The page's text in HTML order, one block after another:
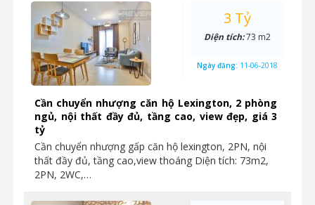
Cần chuyển nhượng căn hộ Lexington, 2 phòng
ngủ, nội thất đầy đủ, tầng cao, view đẹp, giá 3
tỷ
Cần chuyển nhượng gấp căn hộ lexington, 2PN, nội
thất đầy đủ, tầng cao,view thoáng Diện tích: 73m2,
2PN, 2WC,…
3 Tỷ
Diện tích:73 m2
Ngày đăng: 11-06-2018